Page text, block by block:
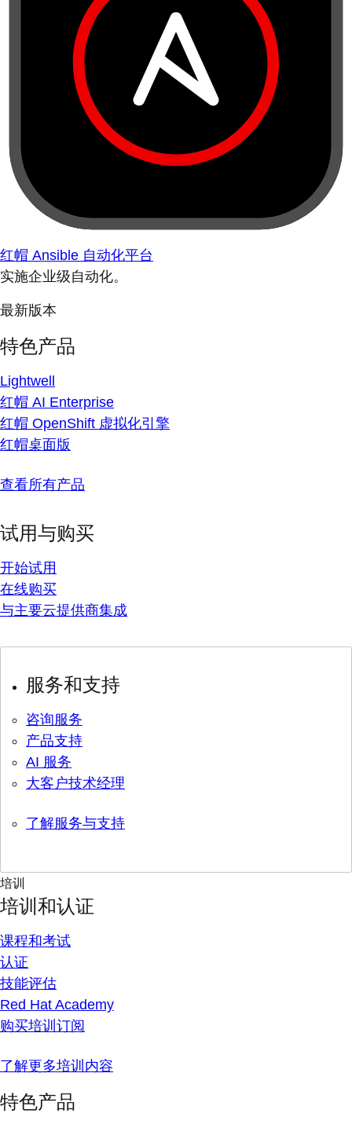
红帽 Ansible 自动化平台
实施企业级自动化。
最新版本
特色产品
Lightwell
红帽 AI Enterprise
红帽 OpenShift 虚拟化引擎
红帽桌面版
查看所有产品
试用与购买
开始试用
在线购买
与主要云提供商集成
服务和支持
咨询服务
产品支持
AI 服务
大客户技术经理
了解服务与支持
培训
培训和认证
课程和考试
认证
技能评估
Red Hat Academy
购买培训订阅
了解更多培训内容
特色产品